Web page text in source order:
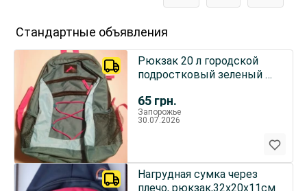
Стандартные объявления
65 грн.
Рюкзак 20 л городской
подростковый зеленый с
Запорожье
30.07.2026
Нагрудная сумка через
плечо, рюкзак,32х20х11см